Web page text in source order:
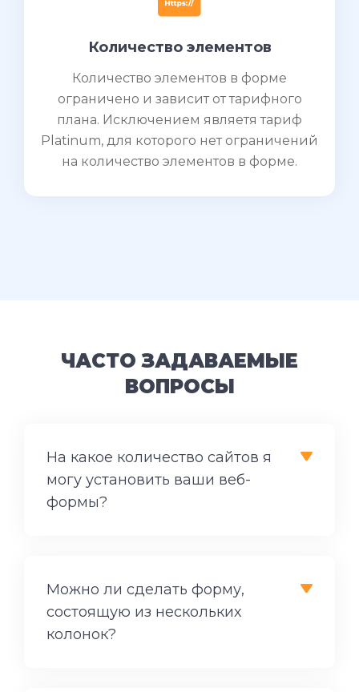
Количество элементов
Количество элементов в форме
ограничено и зависит от тарифного
плана. Исключением являетя тариф
Platinum, для которого нет ограничений
на количество элементов в форме.
ЧАСТО ЗАДАВАЕМЫЕ
ВОПРОСЫ
На какое количество сайтов я
могу установить ваши веб-
формы?
Можно ли сделать форму,
состоящую из нескольких
колонок?